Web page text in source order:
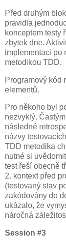
Před druhým
pravidla
konceptem testy
zbytek dne.
implementaci po
metodikou TDD.
Programový kód
elementů.
Pro někoho byl
nezvyklý.
následné
názvy
TDD metodika
nutné si
test řeší obecně
2. kontext před
(testovaný stav
zakódovány do
ukázalo, že
náročná
Session #3